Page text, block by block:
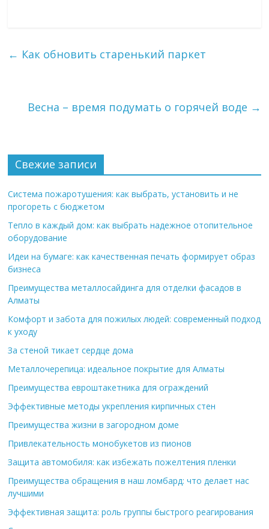
← Как обновить старенький паркет
Весна – время подумать о горячей воде →
Свежие записи
Система пожаротушения: как выбрать, установить и не
прогореть с бюджетом
Тепло в каждый дом: как выбрать надежное отопительное
оборудование
Идеи на бумаге: как качественная печать формирует образ
бизнеса
Преимущества металлосайдинга для отделки фасадов в
Алматы
Комфорт и забота для пожилых людей: современный подход
к уходу
За стеной тикает сердце дома
Металлочерепица: идеальное покрытие для Алматы
Преимущества евроштакетника для ограждений
Эффективные методы укрепления кирпичных стен
Преимущества жизни в загородном доме
Привлекательность монобукетов из пионов
Защита автомобиля: как избежать пожелтения пленки
Преимущества обращения в наш ломбард: что делает нас
лучшими
Эффективная защита: роль группы быстрого реагирования